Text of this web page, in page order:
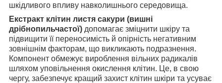
шкідливого впливу навколишнього середовища.
Екстракт клітин листя сакури (вишні
дрібнопильчастої) допомагає зміцнити шкіру та
підвищити її переносимість й опірність негативним
зовнішнім факторам, що викликають подразнення.
Компонент обмежує вироблення вільних радикалів
шляхом уповільнення окислення клітин. Це, в свою
чергу, забезпечує кращий захист клітин шкіри та усуває